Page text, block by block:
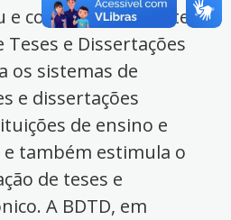
e coordena a Biblioteca
e Dissertações
os sistemas de
e dissertações
de ensino e
e também estimula o
de teses e
A BDTD, em